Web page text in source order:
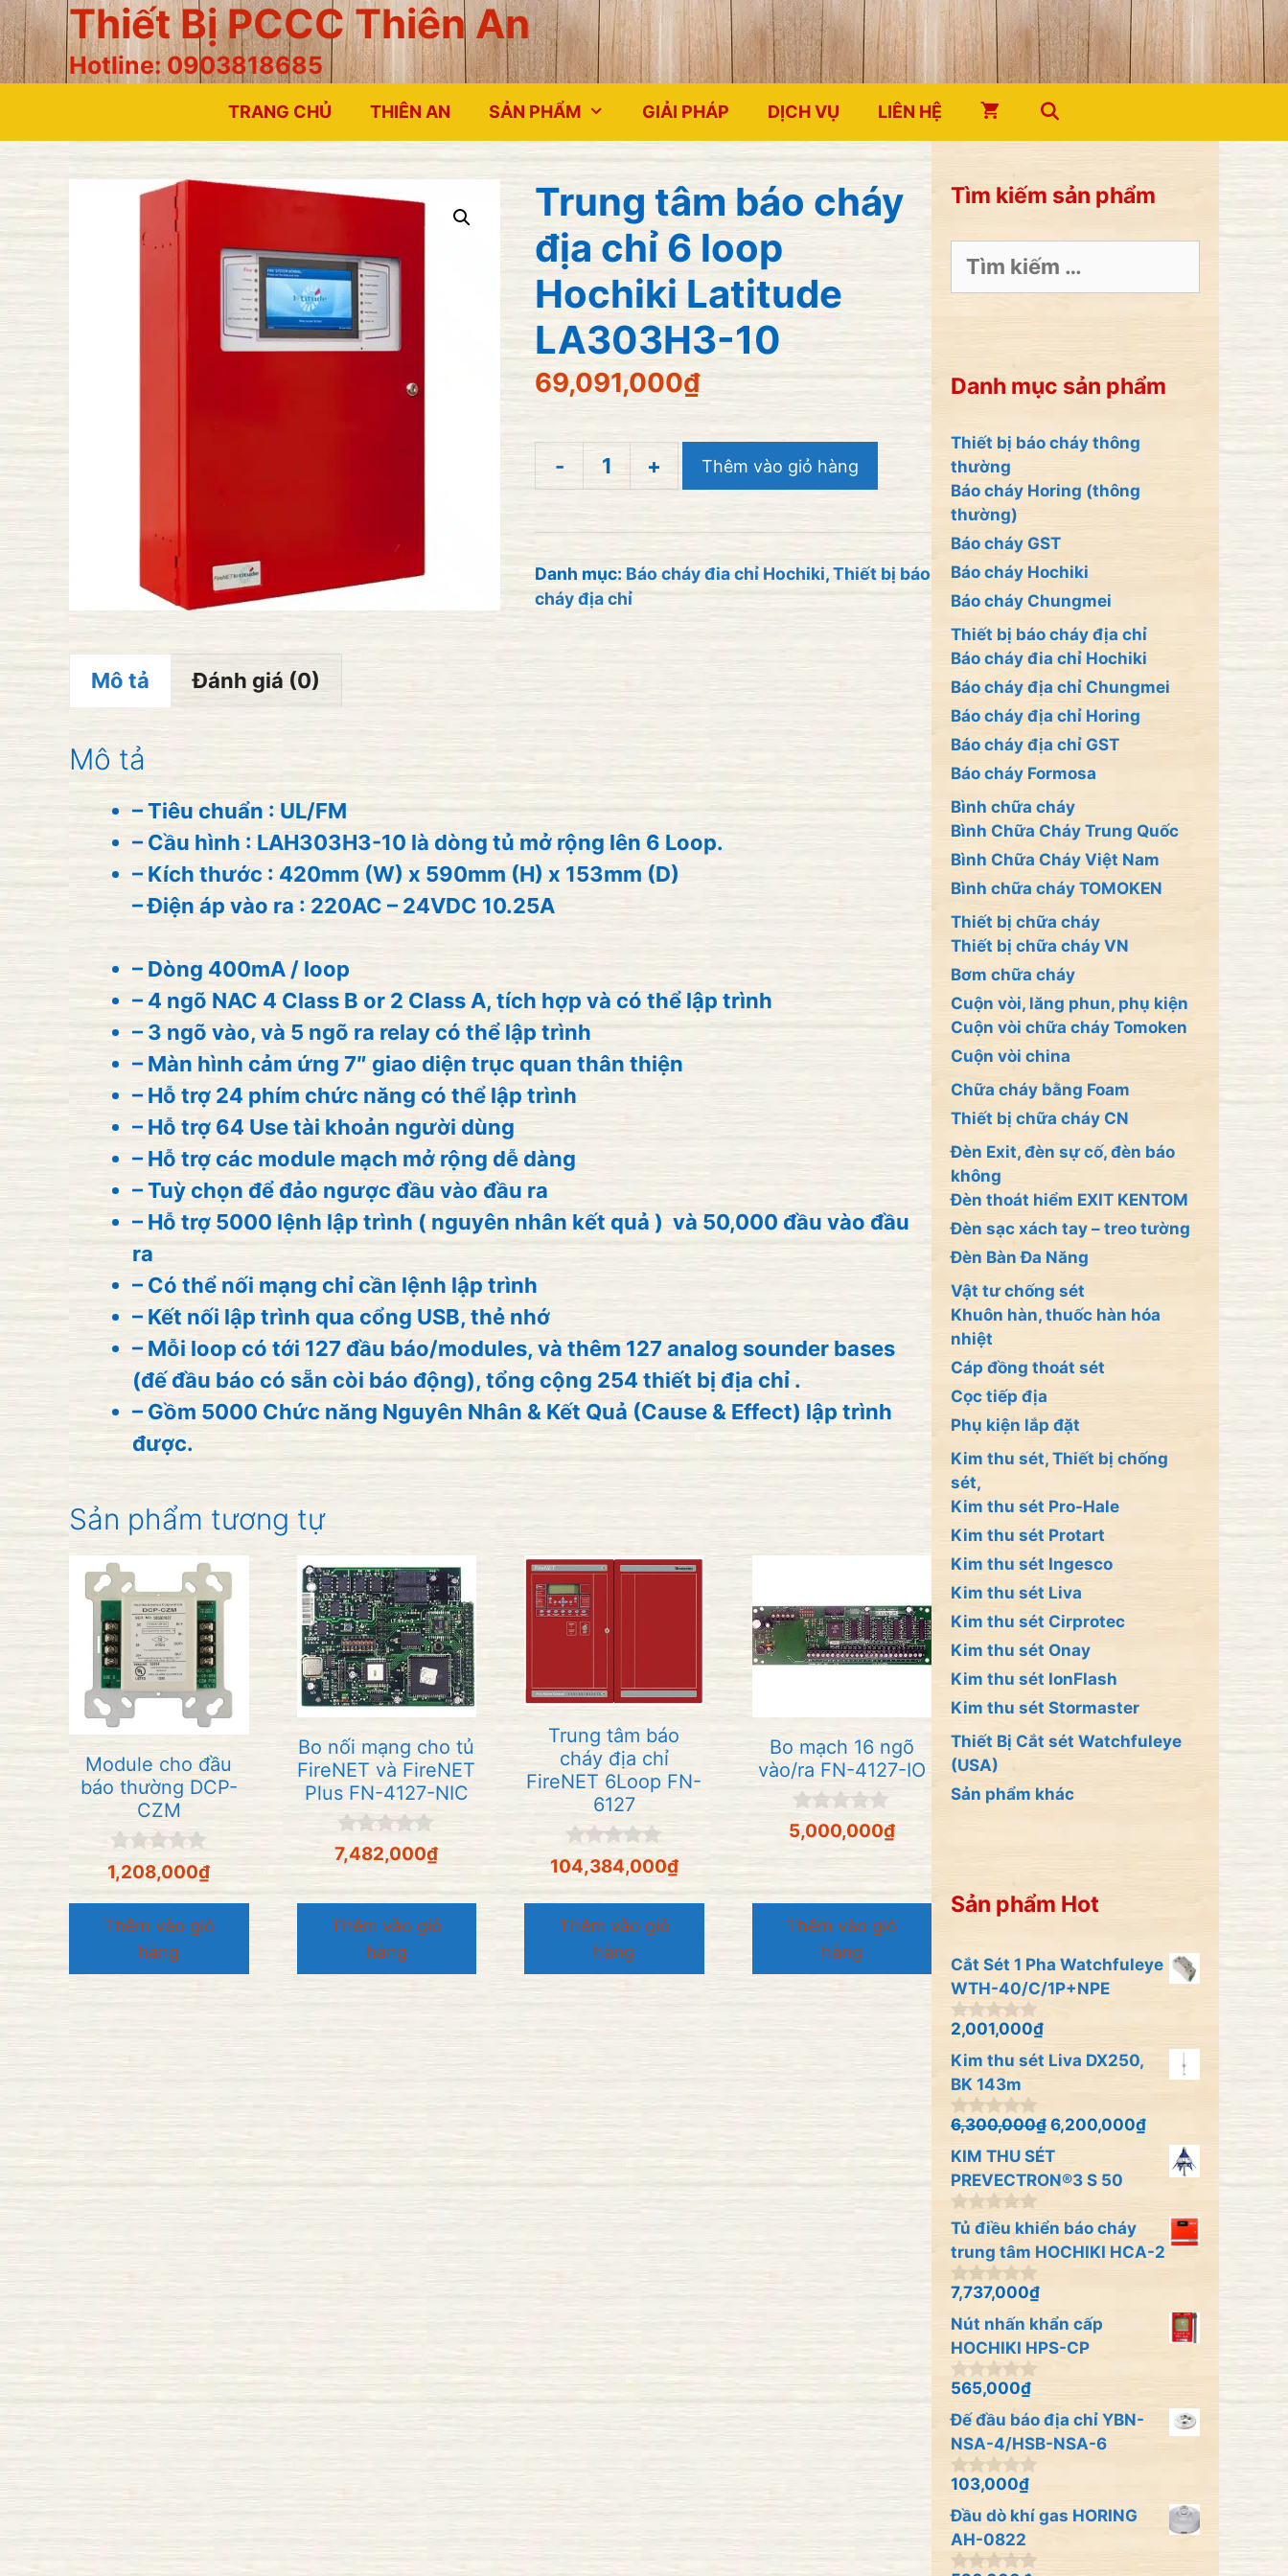
Chuyển
đến
nội
Thiết Bị PCCC Thiên An
Hotline: 0903818685
TRANG CHỦ THIÊN AN SẢN PHẨM GIẢI PHÁP DỊCH VỤ LIÊN HỆ
Trung tâm báo cháy
địa chỉ 6 loop
Hochiki Latitude
LA303H3-10
69,091,000₫
-
Trung
cháy
địa
LA303H3-
10
số
lượng
+ Thêm vào giỏ hàng
Danh mục: Báo cháy đia chỉ Hochiki,Thiết bị báo
cháy địa chỉ
Mô tả Đánh giá (0)
Mô tả
– Tiêu chuẩn : UL/FM
– Cầu hình : LAH303H3-10 là dòng tủ mở rộng lên 6 Loop.
– Kích thước : 420mm (W) x 590mm (H) x 153mm (D)
– Điện áp vào ra : 220AC – 24VDC 10.25A
– Dòng 400mA / loop
– 4 ngõ NAC 4 Class B or 2 Class A, tích hợp và có thể lập trình
– 3 ngõ vào, và 5 ngõ ra relay có thể lập trình
– Màn hình cảm ứng 7″ giao diện trục quan thân thiện
– Hỗ trợ 24 phím chức năng có thể lập trình
– Hỗ trợ 64 Use tài khoản người dùng
– Hỗ trợ các module mạch mở rộng dễ dàng
– Tuỳ chọn để đảo ngược đầu vào đầu ra
– Hỗ trợ 5000 lệnh lập trình ( nguyên nhân kết quả ) và 50,000 đầu vào đầu
ra
– Có thể nối mạng chỉ cần lệnh lập trình
– Kết nối lập trình qua cổng USB, thẻ nhớ
– Mỗi loop có tới 127 đầu báo/modules, và thêm 127 analog sounder bases
(đế đầu báo có sẵn còi báo động), tổng cộng 254 thiết bị địa chỉ .
– Gồm 5000 Chức năng Nguyên Nhân & Kết Quả (Cause & Effect) lập trình
được.
Sản phẩm tương tự
Module cho đầu
báo thường DCP-
CZM
0
n
g
o
à
5
1,208,000₫
Thêm vào giỏ
hàng
Bo nối mạng cho tủ
FireNET và FireNET
Plus FN-4127-NIC
0
n
o
à
7,482,000₫
Thêm vào giỏ
hàng
Trung tâm báo
cháy địa chỉ
FireNET 6Loop FN-
6127
0
n
à
104,384,000₫
Thêm vào giỏ
hàng
Bo mạch 16 ngõ
vào/ra FN-4127-IO
0
n
5
5,000,000₫
Thêm vào giỏ
hàng
Tìm kiếm sản phẩm
kiếm
cho:
Danh mục sản phẩm
Thiết bị báo cháy thông
thường
Báo cháy Horing (thông
thường)
Báo cháy GST
Báo cháy Hochiki
Báo cháy Chungmei
Thiết bị báo cháy địa chỉ
Báo cháy đia chỉ Hochiki
Báo cháy địa chỉ Chungmei
Báo cháy địa chỉ Horing
Báo cháy địa chỉ GST
Báo cháy Formosa
Bình chữa cháy
Bình Chữa Cháy Trung Quốc
Bình Chữa Cháy Việt Nam
Bình chữa cháy TOMOKEN
Thiết bị chữa cháy
Thiết bị chữa cháy VN
Bơm chữa cháy
Cuộn vòi, lăng phun, phụ kiện
Cuộn vòi chữa cháy Tomoken
Cuộn vòi china
Chữa cháy bằng Foam
Thiết bị chữa cháy CN
Đèn Exit, đèn sự cố, đèn báo
không
Đèn thoát hiểm EXIT KENTOM
Đèn sạc xách tay – treo tường
Đèn Bàn Đa Năng
Vật tư chống sét
Khuôn hàn, thuốc hàn hóa
nhiệt
Cáp đồng thoát sét
Cọc tiếp địa
Phụ kiện lắp đặt
Kim thu sét, Thiết bị chống
sét,
Kim thu sét Pro-Hale
Kim thu sét Protart
Kim thu sét Ingesco
Kim thu sét Liva
Kim thu sét Cirprotec
Kim thu sét Onay
Kim thu sét IonFlash
Kim thu sét Stormaster
Thiết Bị Cắt sét Watchfuleye
(USA)
Sản phẩm khác
Sản phẩm Hot
Cắt Sét 1 Pha Watchfuleye
WTH-40/C/1P+NPE
0
n
g
o
à
i
5
2,001,000₫
Kim thu sét Liva DX250,
BK 143m
0
n
g
o
à
i
5
6,300,000₫ 6,200,000₫
KIM THU SÉT
PREVECTRON®3 S 50
0
g
o
à
5
Tủ điều khiển báo cháy
trung tâm HOCHIKI HCA-2
0
n
g
o
à
i
5
7,737,000₫
Nút nhấn khẩn cấp
HOCHIKI HPS-CP
0
n
g
o
à
i
5
565,000₫
Đế đầu báo địa chỉ YBN-
NSA-4/HSB-NSA-6
0
n
g
o
à
i
103,000₫
Đầu dò khí gas HORING
AH-0822